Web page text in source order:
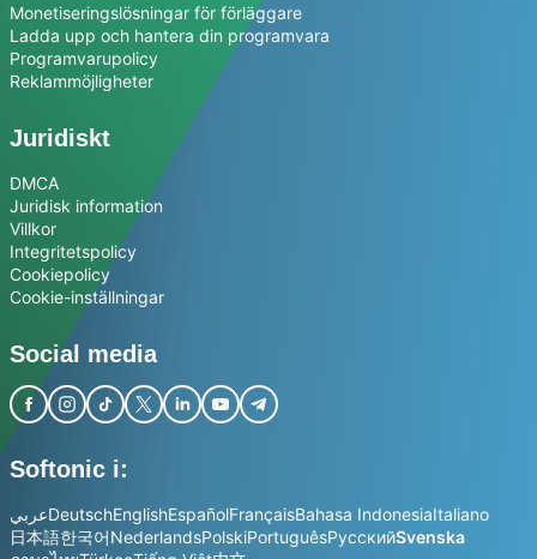
Monetiseringslösningar för förläggare
Ladda upp och hantera din programvara
Programvarupolicy
Reklammöjligheter
Juridiskt
DMCA
Juridisk information
Villkor
Integritetspolicy
Cookiepolicy
Cookie-inställningar
Social media
Softonic i:
عربيDeutschEnglishEspañolFrançaisBahasa IndonesiaItaliano
日本語한국어NederlandsPolskiPortuguêsРусскийSvenska